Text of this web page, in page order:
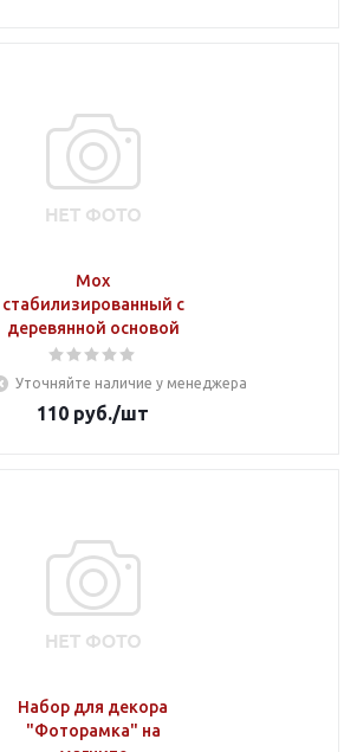
Мох
стабилизированный с
деревянной основой
Уточняйте наличие у менеджера
110 руб./шт
Набор для декора
"Фоторамка" на